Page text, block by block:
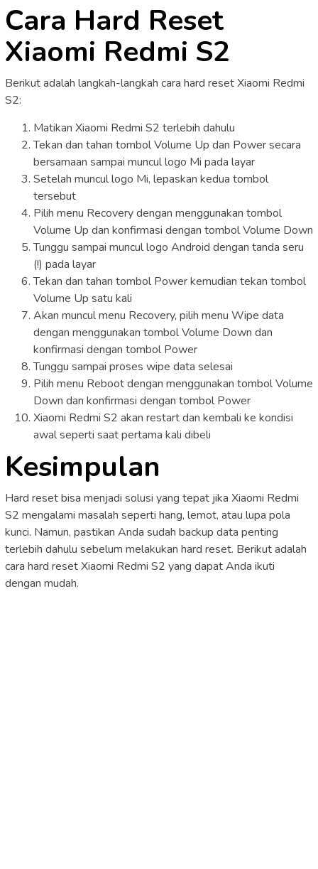
Cara Hard Reset
Xiaomi Redmi S2
Berikut adalah langkah-langkah cara hard reset Xiaomi Redmi
S2:
Matikan Xiaomi Redmi S2 terlebih dahulu
Tekan dan tahan tombol Volume Up dan Power secara
bersamaan sampai muncul logo Mi pada layar
Setelah muncul logo Mi, lepaskan kedua tombol
tersebut
Pilih menu Recovery dengan menggunakan tombol
Volume Up dan konfirmasi dengan tombol Volume Down
Tunggu sampai muncul logo Android dengan tanda seru
(!) pada layar
Tekan dan tahan tombol Power kemudian tekan tombol
Volume Up satu kali
Akan muncul menu Recovery, pilih menu Wipe data
dengan menggunakan tombol Volume Down dan
konfirmasi dengan tombol Power
Tunggu sampai proses wipe data selesai
Pilih menu Reboot dengan menggunakan tombol Volume
Down dan konfirmasi dengan tombol Power
Xiaomi Redmi S2 akan restart dan kembali ke kondisi
awal seperti saat pertama kali dibeli
Kesimpulan
Hard reset bisa menjadi solusi yang tepat jika Xiaomi Redmi
S2 mengalami masalah seperti hang, lemot, atau lupa pola
kunci. Namun, pastikan Anda sudah backup data penting
terlebih dahulu sebelum melakukan hard reset. Berikut adalah
cara hard reset Xiaomi Redmi S2 yang dapat Anda ikuti
dengan mudah.